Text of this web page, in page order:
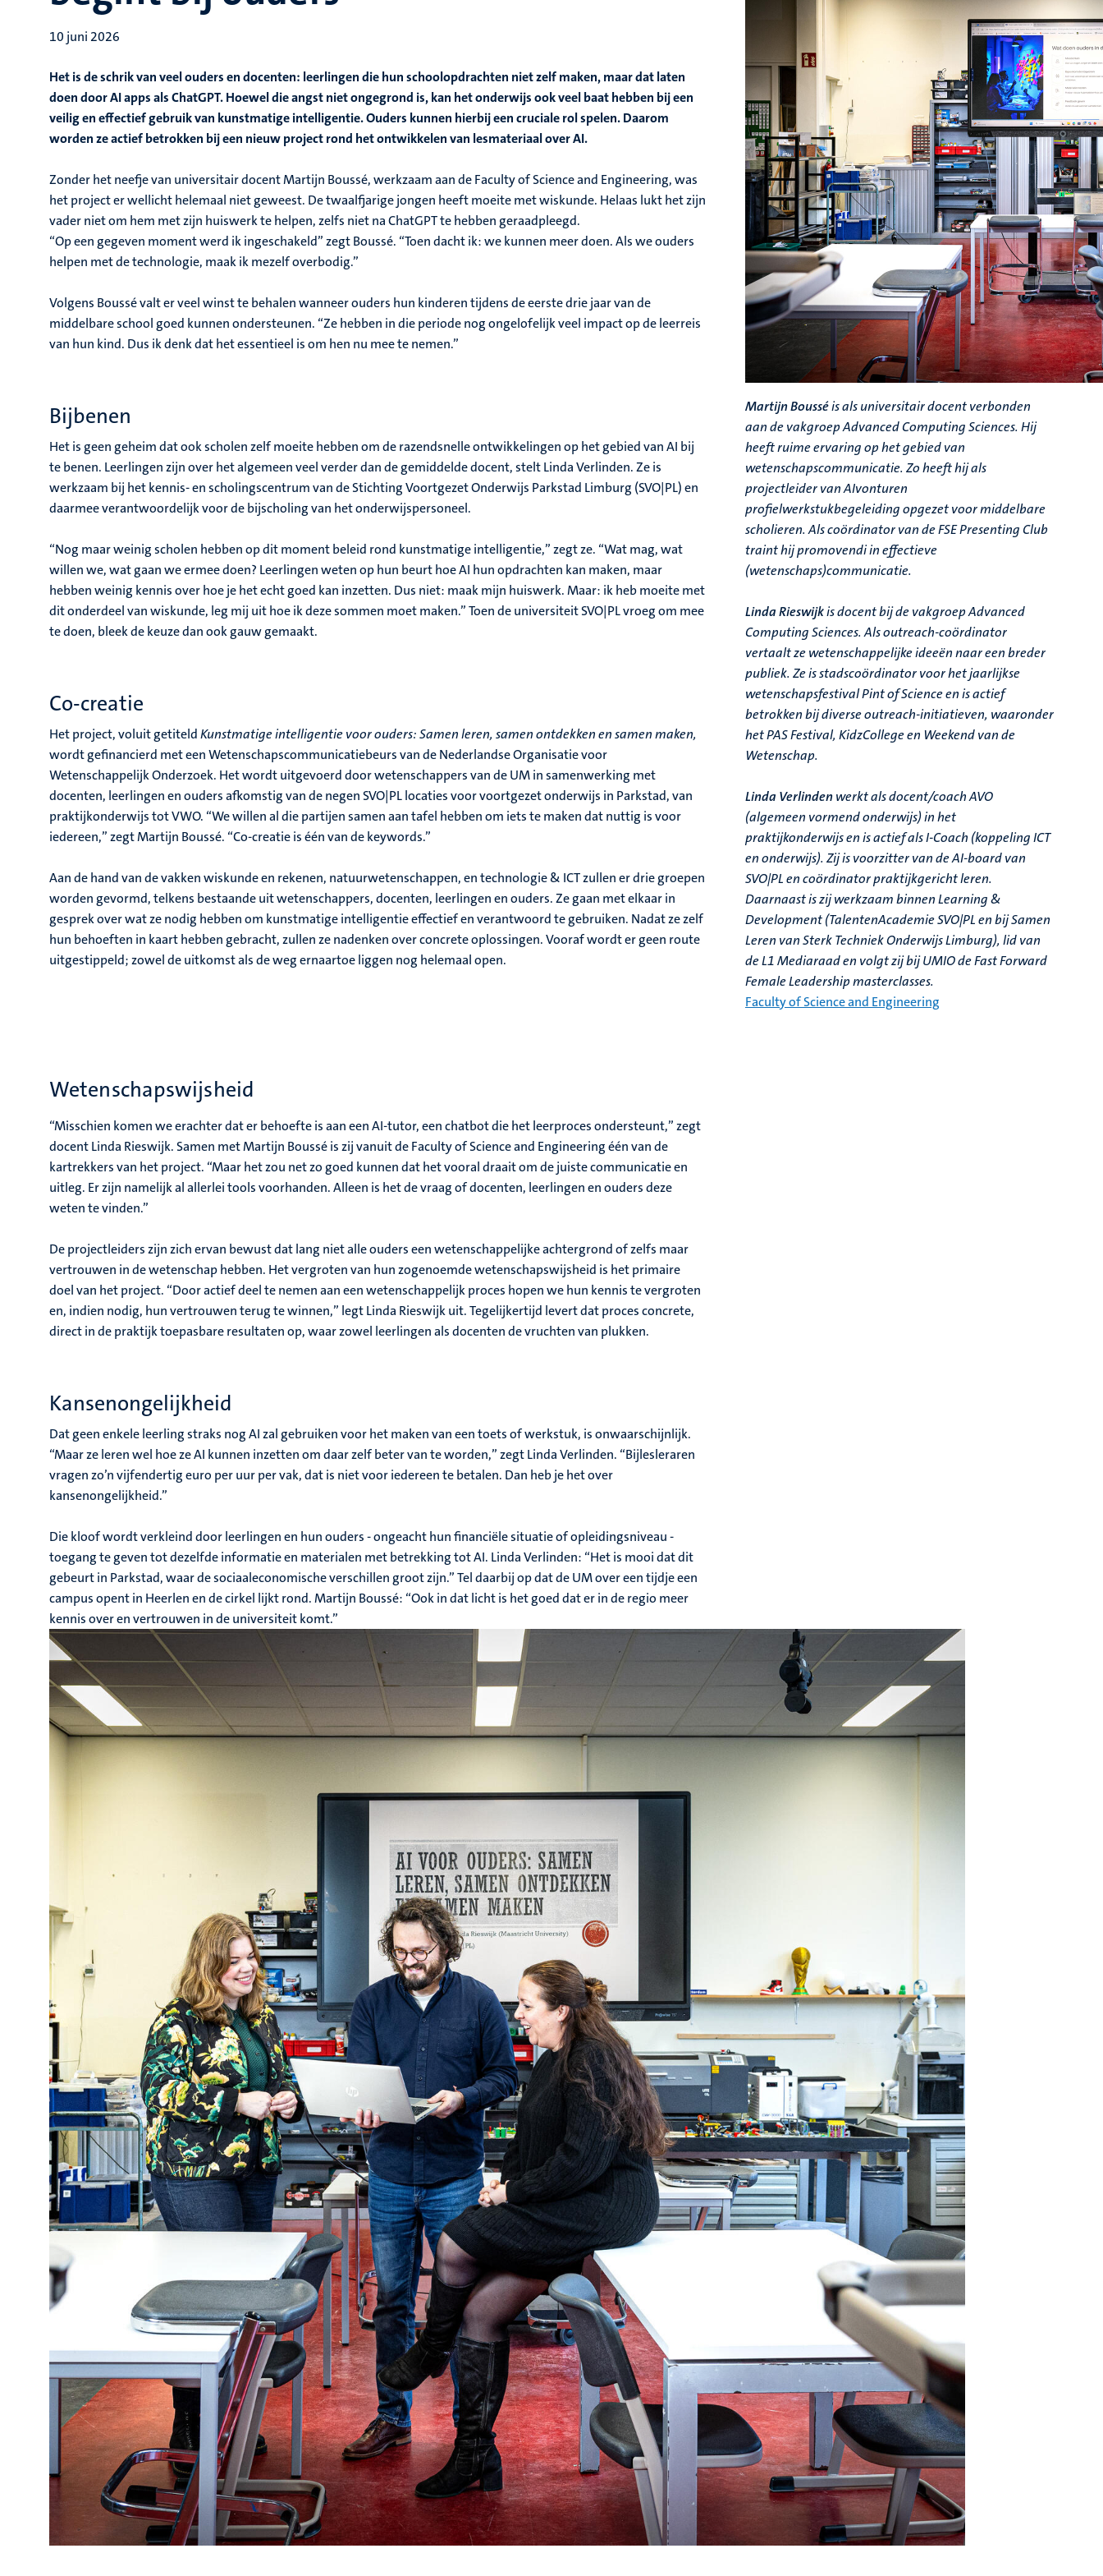
10 juni 2026
Het is de schrik van veel ouders en docenten: leerlingen die hun schoolopdrachten niet zelf maken, maar dat laten
doen door AI apps als ChatGPT. Hoewel die angst niet ongegrond is, kan het onderwijs ook veel baat hebben bij een
veilig en effectief gebruik van kunstmatige intelligentie. Ouders kunnen hierbij een cruciale rol spelen. Daarom
worden ze actief betrokken bij een nieuw project rond het ontwikkelen van lesmateriaal over AI.
Zonder het neefje van universitair docent Martijn Boussé, werkzaam aan deFaculty of Science and Engineering, was
het project er wellicht helemaal niet geweest. De twaalfjarige jongen heeft moeite met wiskunde. Helaas lukt het zijn
vader niet om hem met zijn huiswerk te helpen, zelfs niet na ChatGPT te hebben geraadpleegd.
“Op een gegeven moment werd ik ingeschakeld” zegt Boussé. “Toen dacht ik: we kunnen meer doen. Als we ouders
helpen met de technologie, maak ik mezelf overbodig.”
Volgens Boussé valt er veel winst te behalen wanneer ouders hun kinderen tijdens de eerste drie jaar van de
middelbare school goed kunnen ondersteunen. “Ze hebben in die periode nog ongelofelijk veel impact op de leerreis
van hun kind. Dus ik denk dat het essentieel is om hen nu mee te nemen.”
Bijbenen
Het is geen geheim dat ook scholen zelf moeite hebben om de razendsnelle ontwikkelingen op het gebied van AI bij
te benen. Leerlingen zijn over het algemeen veel verder dan de gemiddelde docent, stelt Linda Verlinden. Ze is
werkzaam bij het kennis- en scholingscentrum van de Stichting Voortgezet Onderwijs Parkstad Limburg (SVO|PL) en
daarmee verantwoordelijk voor de bijscholing van het onderwijspersoneel.
“Nog maar weinig scholen hebben op dit moment beleid rond kunstmatige intelligentie,” zegt ze. “Wat mag, wat
willen we, wat gaan we ermee doen? Leerlingen weten op hun beurt hoe AI hun opdrachten kan maken, maar
hebben weinig kennis over hoe je het echt goed kan inzetten. Dus niet: maak mijn huiswerk. Maar: ik heb moeite met
dit onderdeel van wiskunde, leg mij uit hoe ik deze sommen moet maken.” Toen de universiteit SVO|PL vroeg om mee
te doen, bleek de keuze dan ook gauw gemaakt.
Co-creatie
Het project, voluit getiteldKunstmatige intelligentie voor ouders: Samen leren, samen ontdekken en samen maken,
wordt gefinancierd met een Wetenschapscommunicatiebeurs van de Nederlandse Organisatie voor
Wetenschappelijk Onderzoek. Het wordt uitgevoerd door wetenschappers van de UM in samenwerking met
docenten, leerlingen en ouders afkomstig van de negen SVO|PL locaties voor voortgezet onderwijs in Parkstad, van
praktijkonderwijs tot VWO. “We willen al die partijen samen aan tafel hebben om iets te maken dat nuttig is voor
iedereen,” zegt Martijn Boussé. “Co-creatie is één van de keywords.”
Aan de hand van de vakken wiskunde en rekenen, natuurwetenschappen, en technologie & ICT zullen er drie groepen
worden gevormd, telkens bestaande uit wetenschappers, docenten, leerlingen en ouders. Ze gaan met elkaar in
gesprek over wat ze nodig hebben om kunstmatige intelligentie effectief en verantwoord te gebruiken. Nadat ze zelf
hun behoeften in kaart hebben gebracht, zullen ze nadenken over concrete oplossingen. Vooraf wordt er geen route
uitgestippeld; zowel de uitkomst als de weg ernaartoe liggen nog helemaal open.
Martijn Bousséis als universitair docent verbonden
aan de vakgroep Advanced Computing Sciences. Hij
heeft ruime ervaring op het gebied van
wetenschapscommunicatie. Zo heeft hij als
projectleider van AIvonturen
profielwerkstukbegeleiding opgezet voor middelbare
scholieren. Als coördinator van de FSE Presenting Club
traint hij promovendi in effectieve
(wetenschaps)communicatie.
Linda Rieswijkis docent bij de vakgroep Advanced
Computing Sciences. Als outreach-coördinator
vertaalt ze wetenschappelijke ideeën naar een breder
publiek. Ze is stadscoördinator voor het jaarlijkse
wetenschapsfestival Pint of Science en is actief
betrokken bij diverse outreach-initiatieven, waaronder
het PAS Festival, KidzCollege en Weekend van de
Wetenschap.
Linda Verlindenwerkt als docent/coach AVO
(algemeen vormend onderwijs) in het
praktijkonderwijs en is actief als I-Coach (koppeling ICT
en onderwijs). Zij is voorzitter van de AI-board van
SVO|PL en coördinator praktijkgericht leren.
Daarnaast is zij werkzaam binnen Learning &
Development (TalentenAcademie SVO|PL en bij Samen
Leren van Sterk Techniek Onderwijs Limburg), lid van
de L1 Mediaraad en volgt zij bij UMIO de Fast Forward
Female Leadership masterclasses.
Faculty of Science and Engineering
Wetenschapswijsheid
“Misschien komen we erachter dat er behoefte is aan een AI-tutor, een chatbot die het leerproces ondersteunt,” zegt
docent Linda Rieswijk. Samen met Martijn Boussé is zij vanuit deFaculty of Science and Engineering één van de
kartrekkers van het project. “Maar het zou net zo goed kunnen dat het vooral draait om de juiste communicatie en
uitleg. Er zijn namelijk al allerlei tools voorhanden. Alleen is het de vraag of docenten, leerlingen en ouders deze
weten te vinden.”
De projectleiders zijn zich ervan bewust dat lang niet alle ouders een wetenschappelijke achtergrond of zelfs maar
vertrouwen in de wetenschap hebben. Het vergroten van hun zogenoemde wetenschapswijsheid is het primaire
doel van het project. “Door actief deel te nemen aan een wetenschappelijk proces hopen we hun kennis te vergroten
en, indien nodig, hun vertrouwen terug te winnen,” legt Linda Rieswijk uit. Tegelijkertijd levert dat proces concrete,
direct in de praktijk toepasbare resultaten op, waar zowel leerlingen als docenten de vruchten van plukken.
Kansenongelijkheid
Dat geen enkele leerling straks nog AI zal gebruiken voor het maken van een toets of werkstuk, is onwaarschijnlijk.
“Maar ze leren wel hoe ze AI kunnen inzetten om daar zelf beter van te worden,” zegt Linda Verlinden. “Bijlesleraren
vragen zo’n vijfendertig euro per uur per vak, dat is niet voor iedereen te betalen. Dan heb je het over
kansenongelijkheid.”
Die kloof wordt verkleind door leerlingen en hun ouders - ongeacht hun financiële situatie of opleidingsniveau -
toegang te geven tot dezelfde informatie en materialen met betrekking tot AI. Linda Verlinden: “Het is mooi dat dit
gebeurt in Parkstad, waar de sociaaleconomische verschillen groot zijn.” Tel daarbij op dat de UM over een tijdje een
campus opent in Heerlen en de cirkel lijkt rond. Martijn Boussé: “Ook in dat licht is het goed dat er in de regio meer
kennis over en vertrouwen in de universiteit komt.”